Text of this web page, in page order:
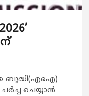
ന്
ബുദ്ധി(എഐ)
ചെയ്യാൻ